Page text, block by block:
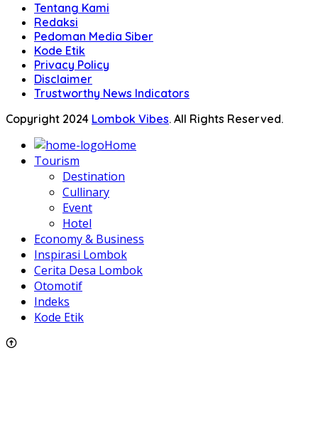
Tentang Kami
Redaksi
Pedoman Media Siber
Kode Etik
Privacy Policy
Disclaimer
Trustworthy News Indicators
Copyright 2024 Lombok Vibes. All Rights Reserved.
Home
Tourism
Destination
Cullinary
Event
Hotel
Economy & Business
Inspirasi Lombok
Cerita Desa Lombok
Otomotif
Indeks
Kode Etik